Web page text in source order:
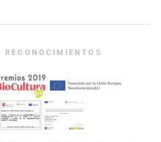
RECONOCIMIENTOS